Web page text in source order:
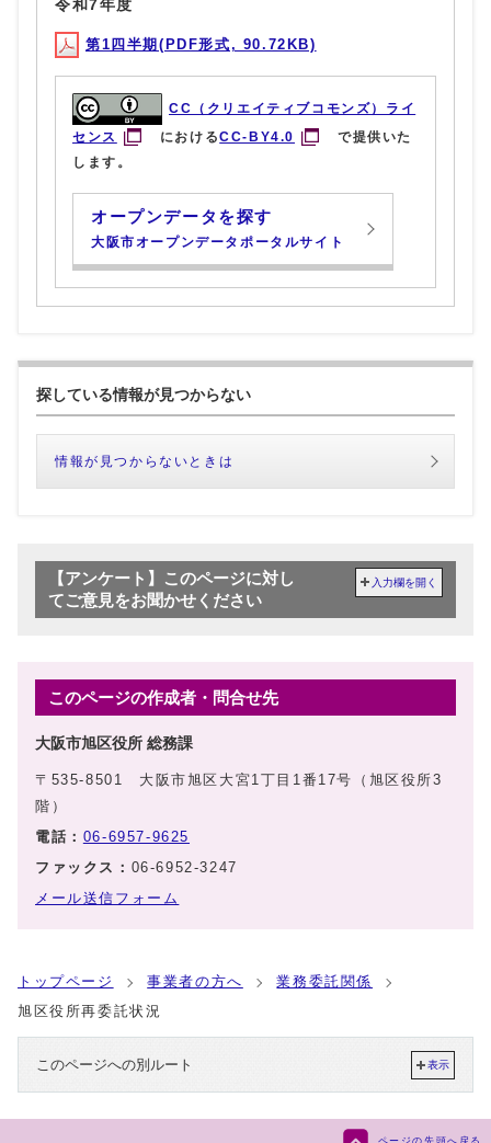
令和7年度
第1四半期(PDF形式, 90.72KB)
CC（クリエイティブコモンズ）ライ
センス
におけるCC-BY4.0
で提供いた
します。
オープンデータを探す
大阪市オープンデータポータルサイト
探している情報が見つからない
情報が見つからないときは
【アンケート】このページに対し
てご意見をお聞かせください
入力欄を開く
このページの作成者・問合せ先
大阪市旭区役所 総務課
〒535-8501 大阪市旭区大宮1丁目1番17号（旭区役所3
階）
電話： 06-6957-9625
ファックス： 06-6952-3247
メール送信フォーム
トップページ 事業者の方へ
業務委託関係
旭区役所再委託状況
このページへの別ルート 表示
ページの先頭へ戻る